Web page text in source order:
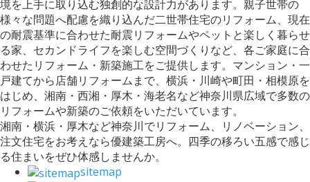
境を上手に取り込む独創的な設計力があります。親子世帯の
様々な問題へ配慮を織り込んだ二世帯住宅のリフォーム、現在
の耐震基準に合わせた耐震リフォームやペットと楽しく暮らせ
る家、セカンドライフを楽しむ空間づくりなど、各ご家庭に合
わせたリフォーム・新築施工をご提供します。マンション・一
戸建てから店舗リフォームまで、横浜・川崎や町田・相模原を
はじめ、湘南・西湘・厚木・海老名など神奈川県広域で多数の
リフォームや新築のご依頼をいただいています。
湘南・横浜・厚木など神奈川でリフォーム、リノベーション、
注文住宅をお考えなら優建築工房へ。四季の移ろい五感で感じ
る住まいをぜひ体感しませんか。
sitemap